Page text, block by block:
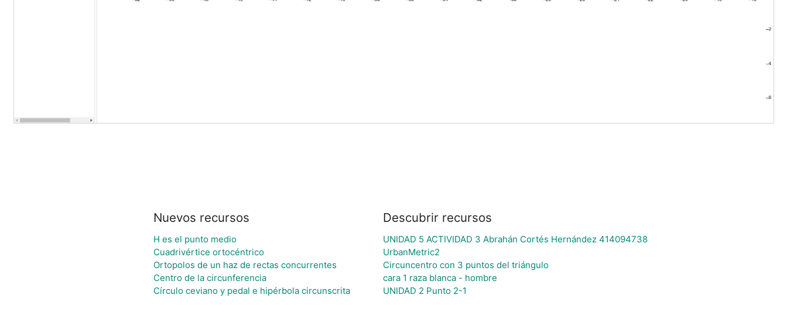
Nuevos recursos
H es el punto medio
Cuadrivértice ortocéntrico
Ortopolos de un haz de rectas concurrentes
Centro de la circunferencia
Círculo ceviano y pedal e hipérbola circunscrita
Descubrir recursos
UNIDAD 5 ACTIVIDAD 3 Abrahán Cortés Hernández 414094738
UrbanMetric2
Circuncentro con 3 puntos del triángulo
cara 1 raza blanca - hombre
UNIDAD 2 Punto 2-1